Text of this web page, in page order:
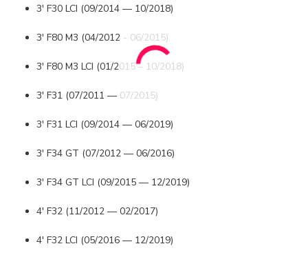
3' F30 LCI (09/2014 — 10/2018)
3' F80 M3 (04/2012 - 06/2015)
3' F80 M3 LCI (01/2015 – 10/2018)
3' F31 (07/2011 — 07/2015)
3' F31 LCI (09/2014 — 06/2019)
3' F34 GT (07/2012 — 06/2016)
3' F34 GT LCI (09/2015 — 12/2019)
4' F32 (11/2012 — 02/2017)
4' F32 LCI (05/2016 — 12/2019)